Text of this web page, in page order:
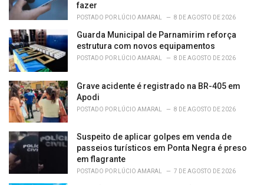
fazer
POSTADO POR LÚCIO AMARAL 8 DE AGOSTO DE 2026
Guarda Municipal de Parnamirim reforça
estrutura com novos equipamentos
POSTADO POR LÚCIO AMARAL 8 DE AGOSTO DE 2026
Grave acidente é registrado na BR-405 em
Apodi
POSTADO POR LÚCIO AMARAL 8 DE AGOSTO DE 2026
Suspeito de aplicar golpes em venda de
passeios turísticos em Ponta Negra é preso
em flagrante
POSTADO POR LÚCIO AMARAL 7 DE AGOSTO DE 2026